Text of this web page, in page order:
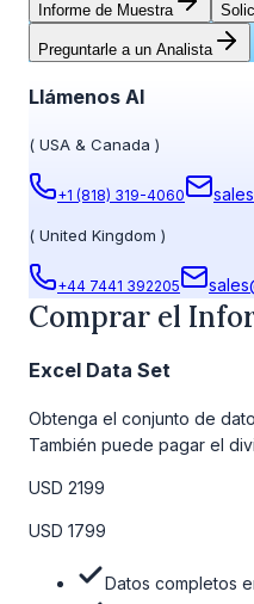
Informe de Muestra
Preguntarle a un Analista
Llámenos Al
( USA & Canada )
+1 (818) 319-4060
( United Kingdom )
+44 7441 392205
Comprar el
Excel Data Set
Obtenga el conjunto de
También puede pagar el
la tabla de precios a
USD 2199
USD 1799
Datos completos